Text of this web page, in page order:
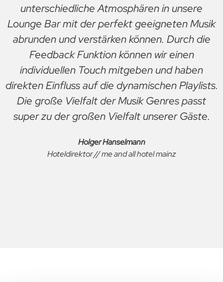
auch zur jeweiligen Tageszeit, in
verschiedenen Bereichen des Hotels, u.a. auch
dem Restaurant und der Hotelbar, für unsere
Gäste zu finden. Mit dem Angebot von
Elbsilber konnten wir den Anbieter finden, der
unsere Herausforderung verstanden und mit
uns gemeinsam umgesetzt hat. Seit dem
müssen wir uns nicht mehr um die richtige
kümmern, das macht das System von Elbsilber
für uns! Die regelmäßigen Updates, z.B. zur